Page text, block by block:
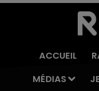
ACCUEIL
MÉDIAS